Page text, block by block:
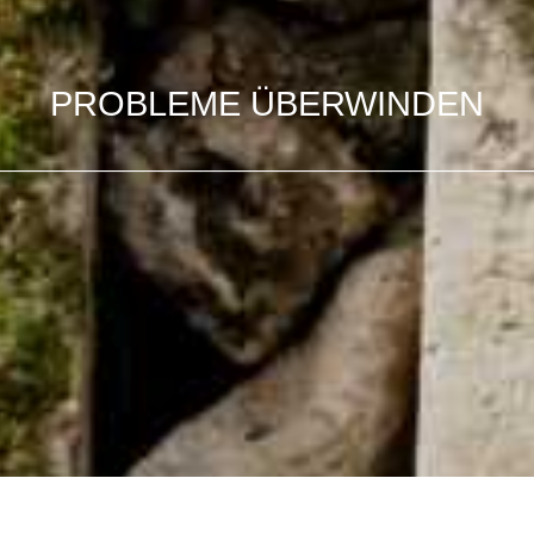
PROBLEME ÜBERWINDEN